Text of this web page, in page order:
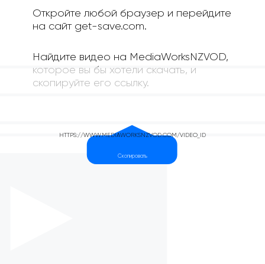
Откройте любой браузер и перейдите
на сайт get-save.com.
Найдите видео на MediaWorksNZVOD,
которое вы бы хотели скачать, и
скопируйте его ссылку.